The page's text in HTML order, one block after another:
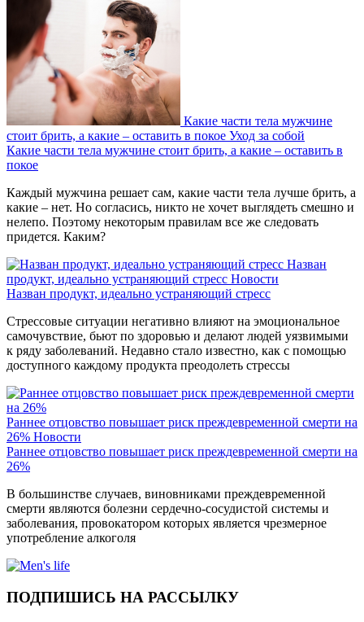
Какие части тела мужчине
стоит брить, а какие – оставить в покое Уход за собой
Какие части тела мужчине стоит брить, а какие – оставить в
покое
Каждый мужчина решает сам, какие части тела лучше брить, а
какие – нет. Но согласись, никто не хочет выглядеть смешно и
нелепо. Поэтому некоторым правилам все же следовать
придется. Каким?
Назван
продукт, идеально устраняющий стресс Новости
Назван продукт, идеально устраняющий стресс
Стрессовые ситуации негативно влияют на эмоциональное
самочувствие, бьют по здоровью и делают людей уязвимыми
к ряду заболеваний. Недавно стало известно, как с помощью
доступного каждому продукта преодолеть стрессы
Раннее отцовство повышает риск преждевременной смерти на
26% Новости
Раннее отцовство повышает риск преждевременной смерти на
26%
В большинстве случаев, виновниками преждевременной
смерти являются болезни сердечно-сосудистой системы и
заболевания, провокатором которых является чрезмерное
употребление алкоголя
ПОДПИШИСЬ НА РАССЫЛКУ